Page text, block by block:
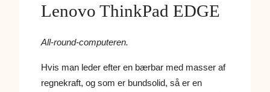
Lenovo ThinkPad EDGE
All-round-computeren.
Hvis man leder efter en bærbar med masser af
regnekraft, og som er bundsolid, så er en